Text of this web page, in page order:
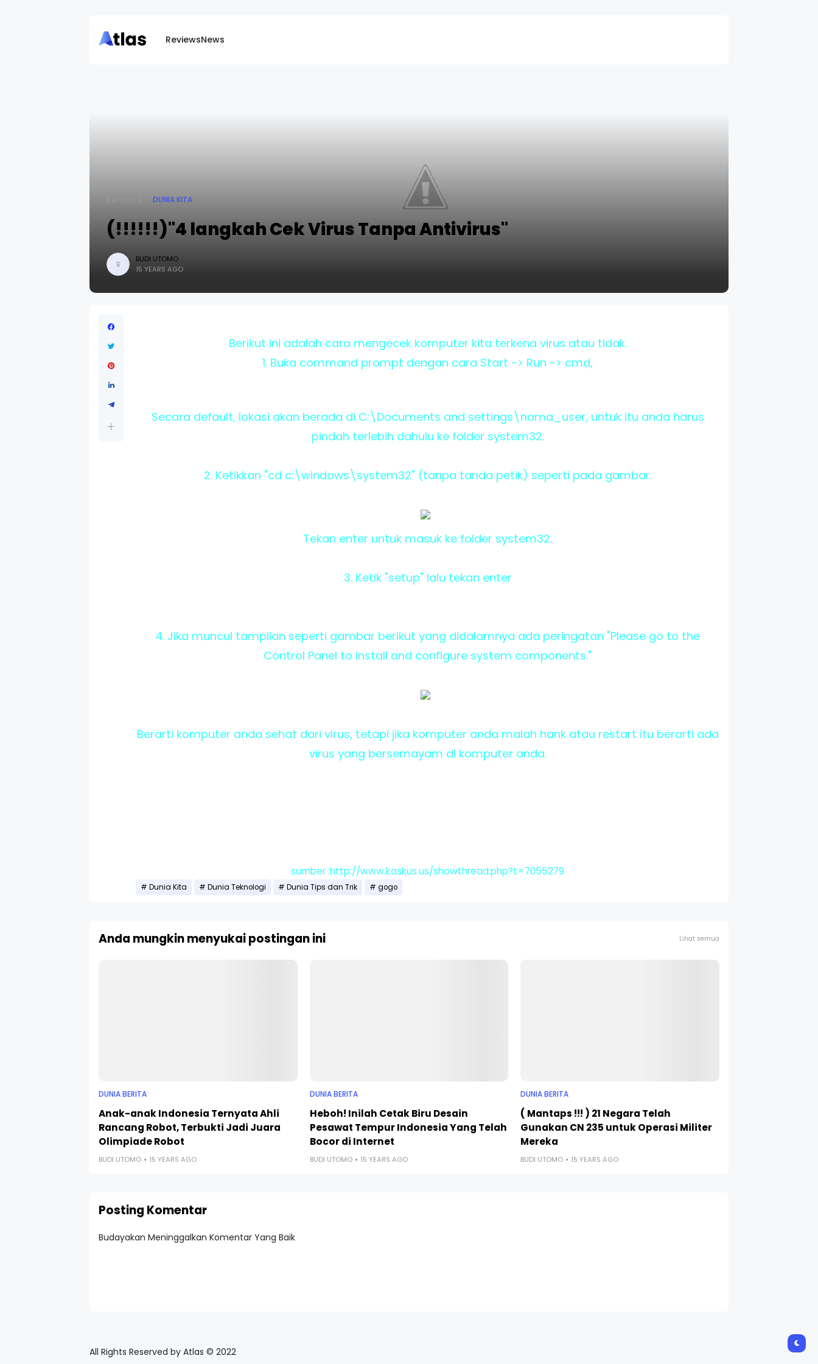
ReviewsNews
DUNIA KITA
(!!!!!!)"4 langkah Cek Virus Tanpa Antivirus"
B
BUDI UTOMO
15 YEARS AGO
Berikut ini adalah cara mengecek komputer kita terkena virus atau tidak.
1. Buka command prompt dengan cara Start -> Run -> cmd,
Secara default, lokasi akan berada di C:\Documents and settings\nama_user, untuk itu anda harus
pindah terlebih dahulu ke folder system32.
2. Ketikkan "cd c:\windows\system32" (tanpa tanda petik) seperti pada gambar.
Tekan enter untuk masuk ke folder system32.
3. Ketik "setup" lalu tekan enter
4. Jika muncul tampilan seperti gambar berikut yang didalamnya ada peringatan "Please go to the
Control Panel to install and configure system components."
Berarti komputer anda sehat dari virus, tetapi jika komputer anda malah hank atau restart itu berarti ada
virus yang bersemayam di komputer anda.
sumber :http://www.kaskus.us/showthread.php?t=7055279
Dunia Kita Dunia Teknologi Dunia Tips dan Trik gogo
Anda mungkin menyukai postingan ini Lihat semua
DUNIA BERITA
Anak-anak Indonesia Ternyata Ahli
Rancang Robot, Terbukti Jadi Juara
Olimpiade Robot
BUDI UTOMO 15 YEARS AGO
DUNIA BERITA
Heboh! Inilah Cetak Biru Desain
Pesawat Tempur Indonesia Yang Telah
Bocor di Internet
BUDI UTOMO 15 YEARS AGO
DUNIA BERITA
( Mantaps !!! ) 21 Negara Telah
Gunakan CN 235 untuk Operasi Militer
Mereka
BUDI UTOMO 15 YEARS AGO
Posting Komentar
Budayakan Meninggalkan Komentar Yang Baik
All Rights Reserved by Atlas © 2022